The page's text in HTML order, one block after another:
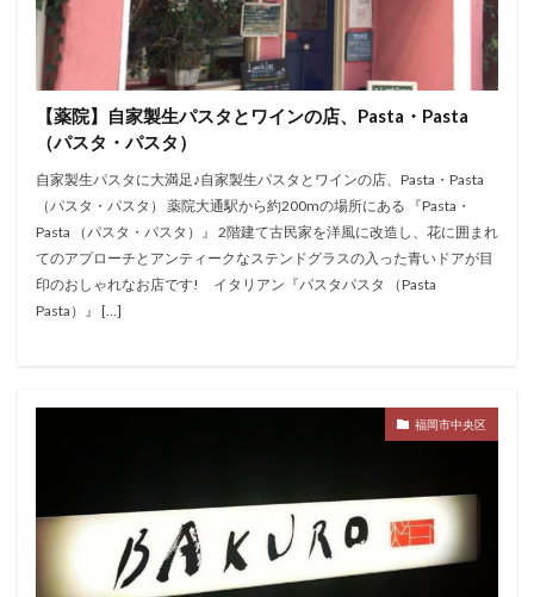
【薬院】自家製生パスタとワインの店、Pasta・Pasta
（パスタ・パスタ）
自家製生パスタに大満足♪自家製生パスタとワインの店、Pasta・Pasta
（パスタ・パスタ） 薬院大通駅から約200mの場所にある 『Pasta・
Pasta （パスタ・パスタ）』 2階建て古民家を洋風に改造し、花に囲まれ
てのアプローチとアンティークなステンドグラスの入った青いドアが目
印のおしゃれなお店です! イタリアン『パスタパスタ （Pasta
Pasta）』 […]
福岡市中央区